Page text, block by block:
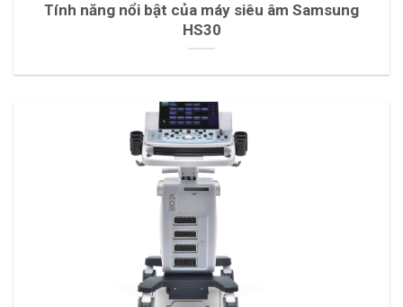
Tính năng nổi bật của máy siêu âm Samsung
HS30